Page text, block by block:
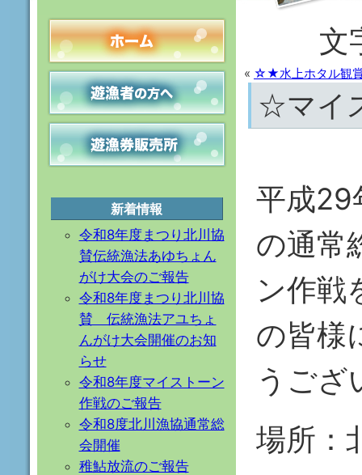
文
« ☆★水上ホタル観
☆マイ
平成29
の通常
ン作戦
の皆様
うござ
場所：
新着情報
令和8年度まつり北川協
賛伝統漁法あゆちょん
がけ大会のご報告
令和8年度まつり北川協
賛 伝統漁法アユちょ
んがけ大会開催のお知
らせ
令和8年度マイストーン
作戦のご報告
令和8度北川漁協通常総
会開催
稚鮎放流のご報告